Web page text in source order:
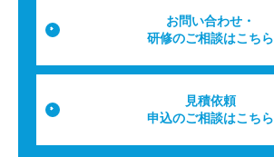
お問い合わせ・
研修のご相談はこちら
見積依頼
申込のご相談はこちら